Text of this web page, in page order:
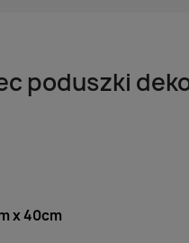
poduszki
x 40cm